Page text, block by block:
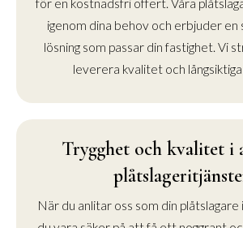
för en kostnadsfri offert. Våra
igenom dina behov och erbjuder en
lösning som passar din fastighet. Vi
leverera kvalitet och
Trygghet och kvalitet i
När du anlitar oss som din plåtslagare